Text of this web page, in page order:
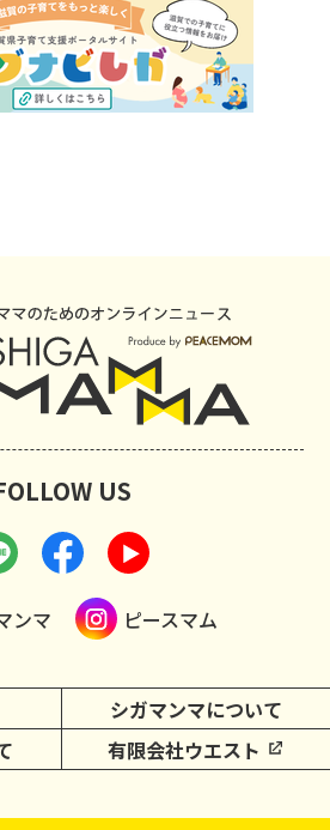
シガマンマについて
有限会社ウエスト
US
ンマ ピースマム